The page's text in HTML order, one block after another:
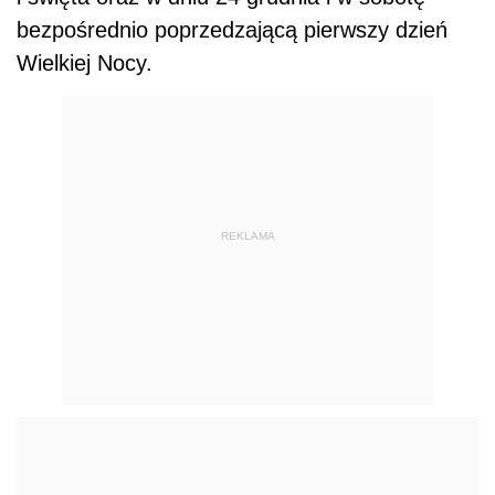
bezpośrednio poprzedzającą pierwszy dzień
Wielkiej Nocy.
REKLAMA